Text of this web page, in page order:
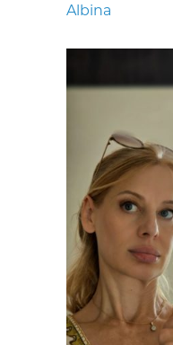
Albina